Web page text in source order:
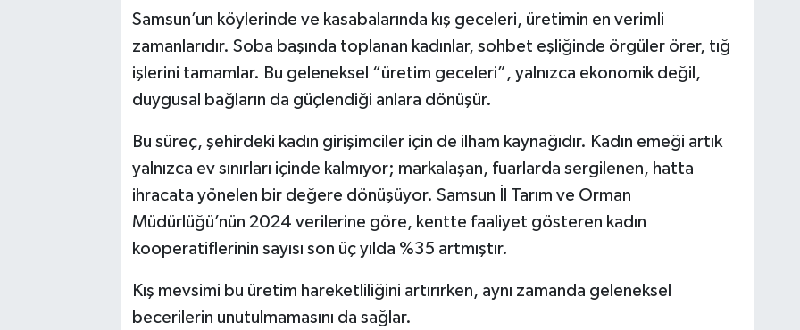
Samsun’un köylerinde ve kasabalarında kış geceleri, üretimin en verimli
zamanlarıdır. Soba başında toplanan kadınlar, sohbet eşliğinde örgüler örer, tığ
işlerini tamamlar. Bu geleneksel “üretim geceleri”, yalnızca ekonomik değil,
duygusal bağların da güçlendiği anlara dönüşür.
Bu süreç, şehirdeki kadın girişimciler için de ilham kaynağıdır. Kadın emeği artık
yalnızca ev sınırları içinde kalmıyor; markalaşan, fuarlarda sergilenen, hatta
ihracata yönelen bir değere dönüşüyor. Samsun İl Tarım ve Orman
Müdürlüğü’nün 2024 verilerine göre, kentte faaliyet gösteren kadın
kooperatiflerinin sayısı son üç yılda %35 artmıştır.
Kış mevsimi bu üretim hareketliliğini artırırken, aynı zamanda geleneksel
becerilerin unutulmamasını da sağlar.